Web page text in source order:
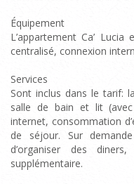
Équipement
L’appartement Ca’
centralisé, connexion
Services
Sont inclus dans le tarif:
salle de bain et lit (avec
internet, consommation
de séjour. Sur
d’organiser des
supplémentaire.